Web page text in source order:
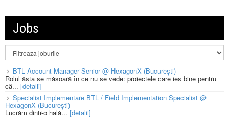
Jobs
BTL Account Manager Senior @ HexagonX (București)
Rolul ăsta se măsoară în ce nu se vede: proiectele care ies bine pentru
că... [detalii]
Specialist Implementare BTL / Field Implementation Specialist @
HexagonX (București)
Lucrăm dintr-o hală...[detalii]